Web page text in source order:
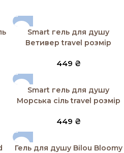
Smart гель для душу
Ветивер travel розмір
449 ₴
Smart гель для душу
Морська сіль travel розмір
449 ₴
Гель для душу Bilou Bloomy